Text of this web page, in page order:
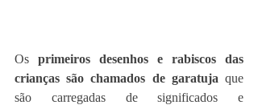
Os primeiros desenhos e rabiscos das
crianças são chamados de garatuja que
são carregadas de significados e